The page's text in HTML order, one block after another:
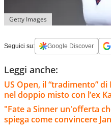
Getty Images
Seguici su: Google Discover
Leggi anche:
US Open, il “tradimento”
nel doppio misto con l’ex
"Fate a Sinner un'offerta
spiega come convincere